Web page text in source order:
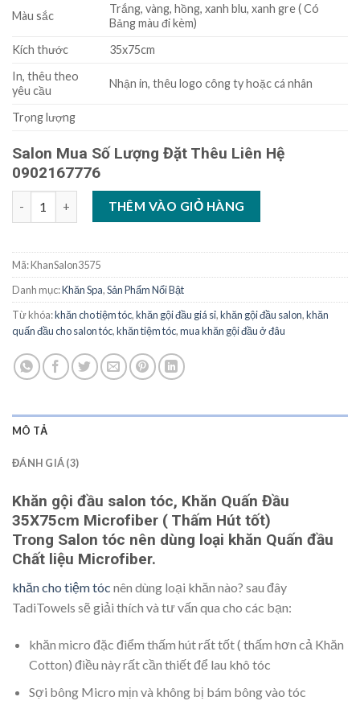
Màu sắc
Trắng, vàng, hồng, xanh blu, xanh gre ( Có
Bảng màu đi kèm)
Kích thước
35x75cm
In, thêu theo
yêu cầu
Nhận in, thêu logo công ty hoặc cá nhân
Trọng lượng
Salon Mua Số Lượng Đặt Thêu Liên Hệ
0902167776
Khăn gội đầu salon tóc, Khăn Quấn Đầu 35X75cm Microfiber (
THÊM VÀO GIỎ HÀNG
Mã:KhanSalon3575
Danh mục:Khăn Spa,Sản Phẩm Nổi Bật
Từ khóa:khăn cho tiệm tóc,khăn gội đầu giá sỉ,khăn gội đầu salon,khăn
quấn đầu cho salon tóc,khăn tiệm tóc,mua khăn gội đầu ở đâu
MÔ TẢ
ĐÁNH GIÁ (3)
Khăn gội đầu salon tóc, Khăn Quấn Đầu
35X75cm Microfiber ( Thấm Hút tốt)
Trong Salon tóc nên dùng loại khăn Quấn đầu
Chất liệu Microfiber.
khăn cho tiệm tóc nên dùng loại khăn nào? sau đây
TadiTowels sẽ giải thích và tư vấn qua cho các bạn:
khăn micro đặc điểm thấm hút rất tốt ( thấm hơn cả Khăn
Cotton) điều này rất cần thiết để lau khô tóc
Sợi bông Micro mịn và không bị bám bông vào tóc